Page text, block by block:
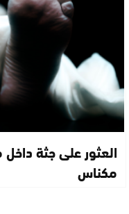
العثور على جثة
مكناس